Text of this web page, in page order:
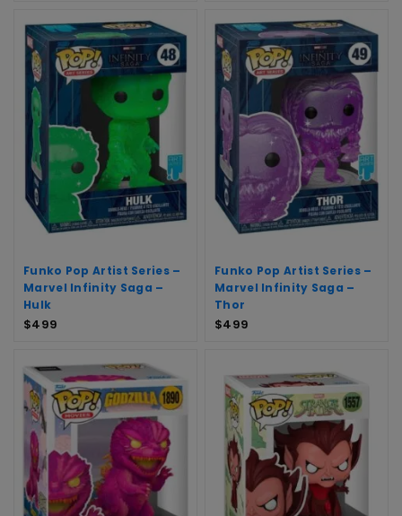
Funko Pop Artist Series –
Marvel Infinity Saga –
Hulk
$499
Funko Pop Artist Series –
Marvel Infinity Saga –
Thor
$499